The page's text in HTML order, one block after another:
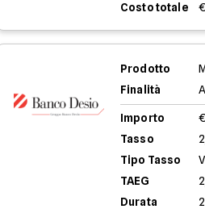
Costo totale
Prodotto
Finalità
Importo
Tasso
Tipo Tasso
TAEG
Durata